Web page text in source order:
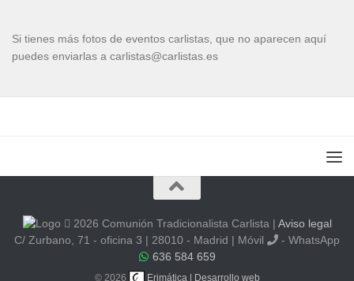
Si tienes más fotos de eventos carlistas, que no aparecen aquí
puedes enviarlas a carlistas@carlistas.es
2026 Comunión Tradicionalista Carlista | Aviso legal
C/ Zurbano, 71 - oficina 3 | 28010 - Madrid | Móvil
- WhatsApp
636 584 659
© 2026 Erimática | Desarrollo web